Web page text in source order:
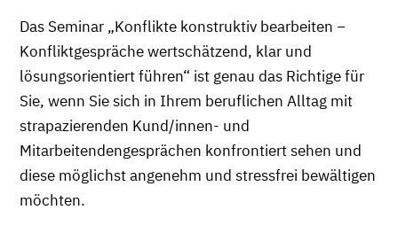
Das Seminar „Konflikte konstruktiv bearbeiten −
Konfliktgespräche wertschätzend, klar und
lösungsorientiert führen“ ist genau das Richtige für
Sie, wenn Sie sich in Ihrem beruflichen Alltag mit
strapazierenden Kund/innen- und
Mitarbeitendengesprächen konfrontiert sehen und
diese möglichst angenehm und stressfrei bewältigen
möchten.